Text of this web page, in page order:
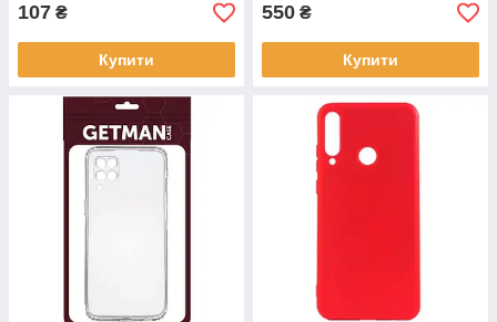
107 ₴
Купити
550 ₴
Купити